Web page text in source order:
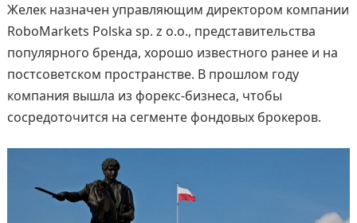
Желек назначен управляющим директором компании
RoboMarkets Polska sp. z o.o., представительства
популярного бренда, хорошо известного ранее и на
постсоветском пространстве. В прошлом году
компания вышла из форекс-бизнеса, чтобы
сосредоточится на сегменте фондовых брокеров.